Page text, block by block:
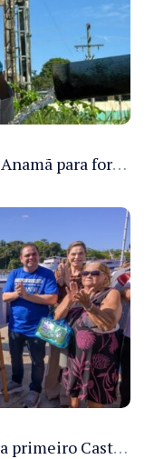
Cosama inicia força-tarefa em Anamã para fortalecer abastecimento de água e segurança hídrica da população
Governo do Amazonas inaugura primeiro Castramóvel Fluvial para atendimento veterinário às comunidades ribeirinhas e castração gratuita